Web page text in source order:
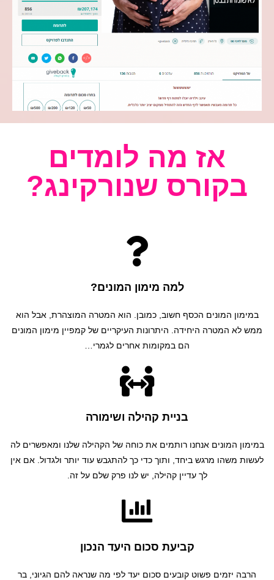
אז מה לומדים
בקורס שנורקינג?
למה מימון המונים?
במימון המונים הכסף חשוב, כמובן. הוא המטרה המוצהרת, אבל הוא
ממש לא המטרה היחידה. היתרונות העיקריים של קמפיין מימון המונים
הם במקומות אחרים לגמרי…
בניית קהילה ושימורה
במימון המונים אנחנו רותמים את כוחה של הקהילה שלנו ומאפשרים לה
לעשות משהו מרגש ביחד, ותוך כדי כך להתגבש עוד יותר ולגדול. אם אין
לך עדיין קהילה, יש לנו פרק שלם על זה.
קביעת סכום היעד הנכון
הרבה יזמים פשוט קובעים סכום יעד לפי מה שנראה להם הגיוני, בר